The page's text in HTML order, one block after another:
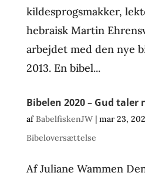
kildesprogsmakker,
hebraisk Martin
arbejdet med den nye
2013. En bibel...
Bibelen 2020 – Gud taler
afBabelfiskenJW| mar 23,
Bibeloversættelse
Af Juliane Wammen